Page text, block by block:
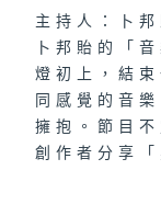
主持人：卜邦
卜邦貽的「
燈初上，結
同感覺的音
擁抱。節目
創作者分享
會請熱愛音